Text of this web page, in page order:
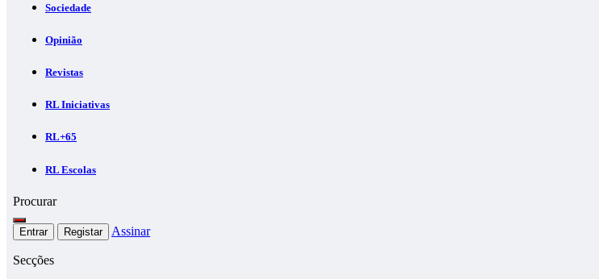
Sociedade
Opinião
Revistas
RL Iniciativas
RL+65
RL Escolas
Procurar
Entrar Registar Assinar
Secções